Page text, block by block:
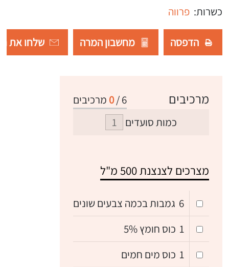
כשרות: פרווה
הדפסה מחשבון המרה שלחו את
6
/
0 מרכיבים מרכיבים
כמות סועדים
מצרכים לצנצנת 500 מ"ל
6 גמבות בכמה צבעים שונים
1 כוס חומץ 5%
1 כוס מים חמים